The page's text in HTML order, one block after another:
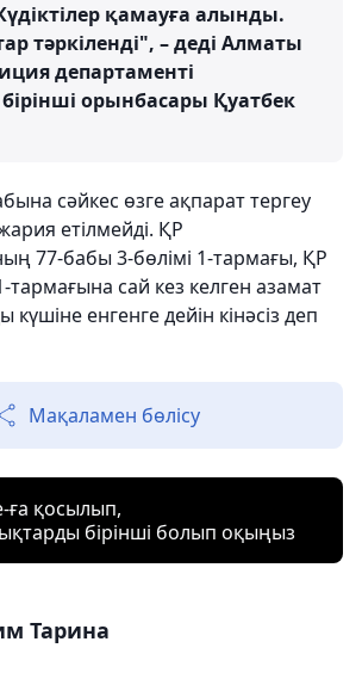
қамауға алынды.
тәркіленді", – деді Алматы
департаменті
орынбасары Қуатбек
сәйкес өзге ақпарат тергеу
етілмейді. ҚР
77-бабы 3-бөлімі 1-тармағы, ҚР
тармағына сай кез келген азамат
енгенге дейін кінәсіз деп
Мақаламен бөлісу
ға қосылып,
бірінші болып оқыңыз
Тарина